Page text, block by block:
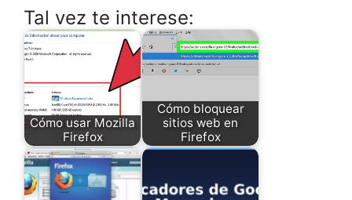
Tal vez te interese:
Cómo usar Mozilla
Firefox
Cómo bloquear
sitios web en
Firefox